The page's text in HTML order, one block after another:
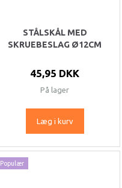
STÅLSKÅL MED
SKRUEBESLAG Ø12CM
45,95 DKK
På lager
Læg i kurv
Populær